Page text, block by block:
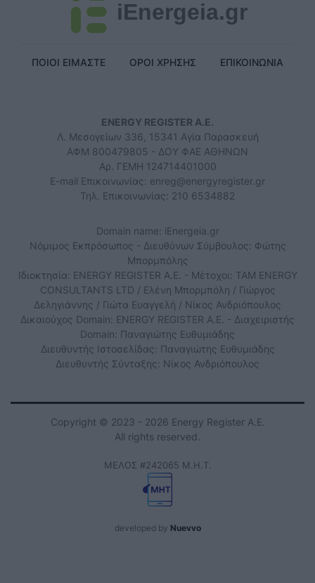
iEnergeia.gr
ΠΟΙΟΙ ΕΙΜΑΣΤΕ ΟΡΟΙ ΧΡΗΣΗΣ ΕΠΙΚΟΙΝΩΝΙΑ
ENERGY REGISTER Α.Ε.
Λ. Μεσογείων 336, 15341 Αγία Παρασκευή
ΑΦΜ 800479805 - ΔΟΥ ΦΑΕ ΑΘΗΝΩΝ
Αρ. ΓΕΜΗ 124714401000
E-mail Επικοινωνίας: enreg@energyregister.gr
Τηλ. Επικοινωνίας: 210 6534882
Domain name: iEnergeia.gr
Νόμιμος Εκπρόσωπος - Διευθύνων Σύμβουλος: Φώτης
Μπορμπόλης
Ιδιοκτησία: ENERGY REGISTER Α.Ε. - Μέτοχοι: TAM ENERGY
CONSULTANTS LTD / Ελένη Μπορμπόλη / Γιώργος
Δεληγιάννης / Γιώτα Ευαγγελή / Νίκος Ανδριόπουλος
Δικαιούχος Domain: ENERGY REGISTER Α.Ε. - Διαχειριστής
Domain: Παναγιώτης Ευθυμιάδης
Διευθυντής Ιστοσελίδας: Παναγιώτης Ευθυμιάδης
Διευθυντής Σύνταξης: Νίκος Ανδριόπουλος
Copyright © 2023 - 2026 Energy Register Α.Ε.
All rights reserved.
ΜΕΛΟΣ #242065 Μ.Η.Τ.
developed by Nuevvo